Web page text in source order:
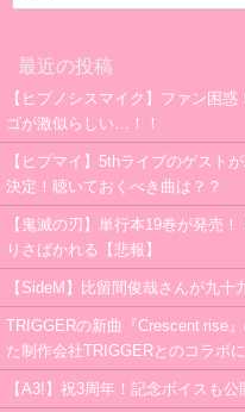
最近の投稿
【ヒプノシスマイク】ファン困
ゴが激似らしい…！！
【ヒプマイ】5thライブのゲスト
決定！聴いておくべき曲は？？
【鬼滅の刃】単行本19巻が発売
りさばかれる【悲報】
【SideM】比留間俊哉さんが九十
TRIGGERの新曲『Crescent rise
た制作会社TRIGGERとのコラボ
【A3!】祝3周年！記念ボイスも